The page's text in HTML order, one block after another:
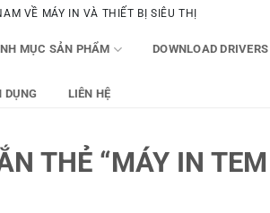
VỀ MÁY IN VÀ THIẾT BỊ SIÊU THỊ
MỤC SẢN PHẨM DOWNLOAD DRIVERS
DỤNG LIÊN HỆ
THẺ “MÁY IN